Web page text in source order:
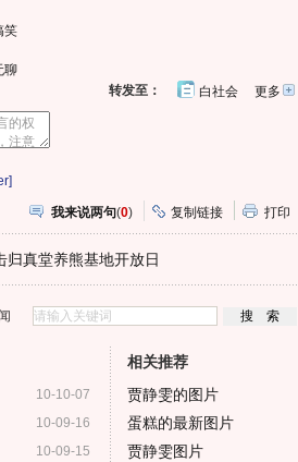
笑
聊
更多开
转发至： 白社会
我来说两句(0) 复制链接 打印
归真堂养熊基地开放日
10-10-07
10-09-16
10-09-15
相关推荐
贾静雯的图片
蛋糕的最新图片
贾静雯图片